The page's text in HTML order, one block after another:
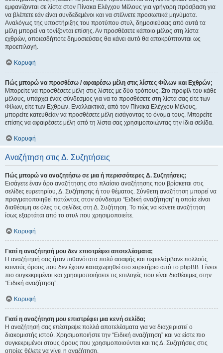
εμφανίζονται σε λίστα στον Πίνακα Ελέγχου Μέλους για γρήγορη πρόσβαση για
να βλέπετε εάν είναι συνδεδεμένοι και να στέλνετε προσωπικά μηνύματα.
Αναλόγως της υποστήριξης του προτύπου στυλ, δημοσιεύσεις από αυτά τα
μέλη μπορεί να τονίζονται επίσης. Αν προσθέσετε κάποιο μέλος στη λίστα
εχθρών, οποιεσδήποτε δημοσιεύσεις θα κάνει αυτό θα αποκρύπτονται ως
προεπιλογή.
Κορυφή
Πώς μπορώ να προσθέσω / αφαιρέσω μέλη στις λίστες Φίλων και Εχθρών;
Μπορείτε να προσθέσετε μέλη στις λίστες με δύο τρόπους. Στο προφίλ του κάθε
μέλους, υπάρχει ένας σύνδεσμος για να το προσθέσετε στη λίστα σας είτε των
Φίλων, είτε των Εχθρών. Εναλλακτικά, από τον Πίνακα Ελέγχου Μέλους,
μπορείτε κατευθείαν να προσθέσετε μέλη εισάγοντας το όνομα τους. Μπορείτε
επίσης να αφαιρέσετε μέλη από τη λίστα σας χρησιμοποιώντας την ίδια σελίδα.
Κορυφή
Αναζήτηση στις Δ. Συζητήσεις
Πώς μπορώ να αναζητήσω σε μια ή περισσότερες Δ. Συζητήσεις;
Εισάγετε έναν όρο αναζήτησης στο πλαίσιο αναζήτησης που βρίσκεται στις
σελίδες ευρετηρίου, Δ. Συζήτησης ή του θέματος. Σύνθετη αναζήτηση μπορεί να
πραγματοποιηθεί πατώντας στον σύνδεσμο “Ειδική αναζήτηση” η οποία είναι
διαθέσιμη σε όλες τις σελίδες στη Δ. Συζήτηση. Το πώς να κάνετε αναζήτηση
ίσως εξαρτάται από το στυλ που χρησιμοποιείτε.
Κορυφή
Γιατί η αναζήτησή μου δεν επιστρέφει αποτελέσματα;
Η αναζήτησή σας ήταν πιθανότατα πολύ ασαφής και περιελάμβανε πολλούς
κοινούς όρους που δεν έχουν καταχωρηθεί στο ευρετήριο από το phpBB. Γίνετε
πιο συγκεκριμένοι και χρησιμοποιήσετε τις επιλογές που είναι διαθέσιμες στην
“Ειδική αναζήτηση”.
Κορυφή
Γιατί η αναζήτηση μου επιστρέφει μια κενή σελίδα;
Η αναζήτησή σας επέστρεψε πολλά αποτελέσματα για να διαχειριστεί ο
διακομιστής ιστού. Χρησιμοποιήστε την “Ειδική αναζήτηση” και να είστε πιο
συγκεκριμένοι στους όρους που χρησιμοποιούνται και τις Δ. Συζητήσεις στις
οποίες θέλετε να γίνει η αναζήτηση.